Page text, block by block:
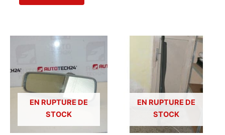
EN RUPTURE DE
STOCK
EN RUPTURE DE
STOCK